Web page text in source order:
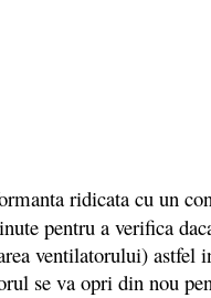
ridicata cu un
pentru a verifica
ventilatorului)
se va opri din nou